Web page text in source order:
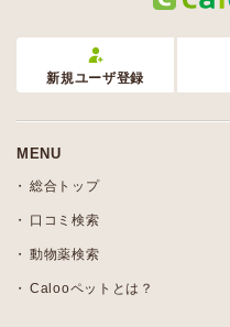
新規ユーザ登録
MENU
総合トップ
口コミ検索
動物薬検索
Calooペットとは？